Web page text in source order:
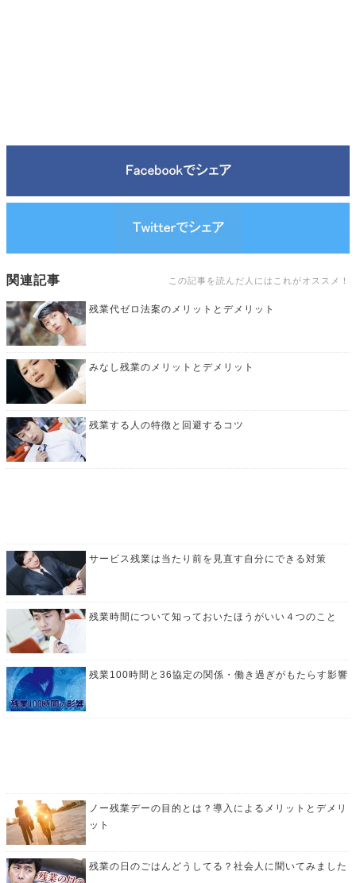
関連記事 この記事を読んだ人にはこれがオススメ！
残業代ゼロ法案のメリットとデメリット
みなし残業のメリットとデメリット
残業する人の特徴と回避するコツ
サービス残業は当たり前を見直す自分にできる対策
残業時間について知っておいたほうがいい４つのこと
残業100時間と36協定の関係・働き過ぎがもたらす影響
ノー残業デーの目的とは？導入によるメリットとデメリ
ット
残業の日のごはんどうしてる？社会人に聞いてみました